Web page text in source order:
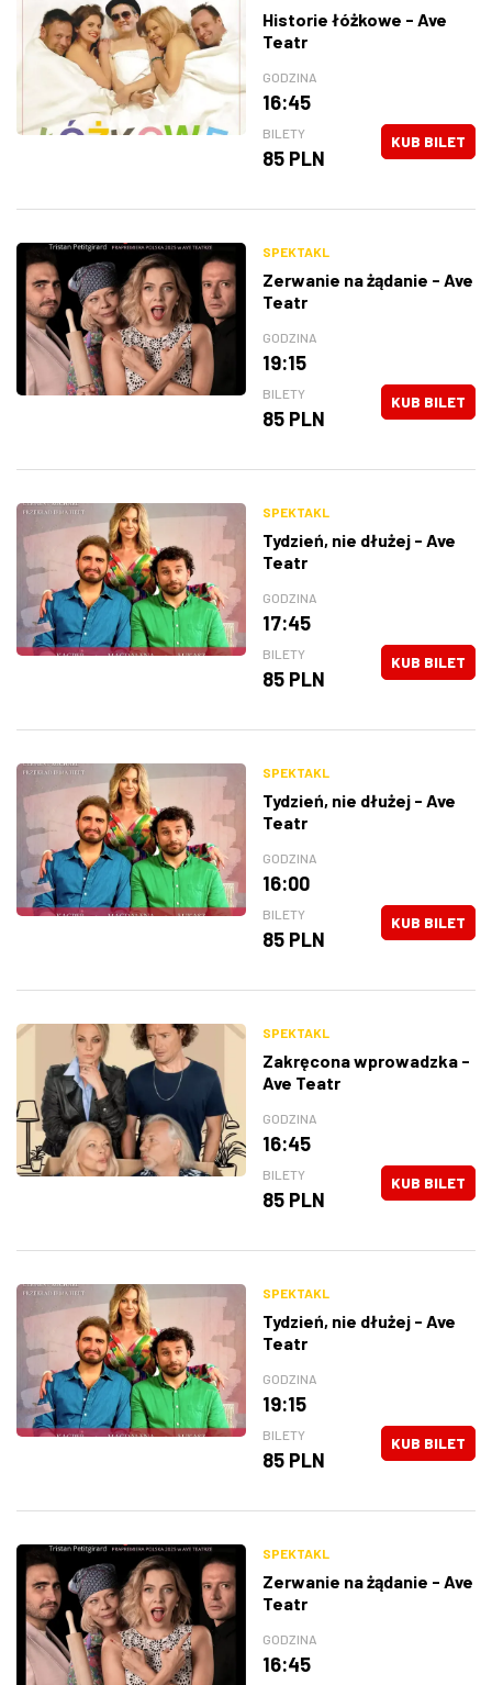
Historie łóżkowe - Ave
Teatr
GODZINA
16:45
BILETY
85 PLN
KUB BILET
SPEKTAKL
Zerwanie na żądanie - Ave
Teatr
GODZINA
19:15
BILETY
85 PLN
KUB BILET
SPEKTAKL
Tydzień, nie dłużej - Ave
Teatr
GODZINA
17:45
BILETY
85 PLN
KUB BILET
SPEKTAKL
Tydzień, nie dłużej - Ave
Teatr
GODZINA
16:00
BILETY
85 PLN
KUB BILET
SPEKTAKL
Zakręcona wprowadzka -
Ave Teatr
GODZINA
16:45
BILETY
85 PLN
KUB BILET
SPEKTAKL
Tydzień, nie dłużej - Ave
Teatr
GODZINA
19:15
BILETY
85 PLN
KUB BILET
SPEKTAKL
Zerwanie na żądanie - Ave
Teatr
GODZINA
16:45